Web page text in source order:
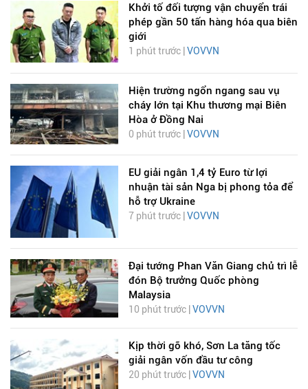
Khởi tố đối tượng vận chuyển trái
phép gần 50 tấn hàng hóa qua biên
giới
1 phút trước |VOVVN
Hiện trường ngổn ngang sau vụ
cháy lớn tại Khu thương mại Biên
Hòa ở Đồng Nai
0 phút trước | VOVVN
EU giải ngân 1,4 tỷ Euro từ lợi
nhuận tài sản Nga bị phong tỏa để
hỗ trợ Ukraine
7 phút trước | VOVVN
Đại tướng Phan Văn Giang chủ trì lễ
đón Bộ trưởng Quốc phòng
Malaysia
10 phút trước | VOVVN
Kịp thời gỡ khó, Sơn La tăng tốc
giải ngân vốn đầu tư công
20 phút trước | VOVVN